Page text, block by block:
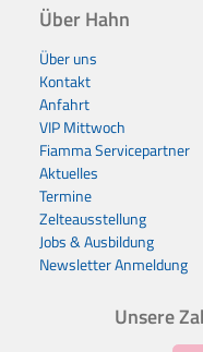
Über Hahn
Über uns
Kontakt
Anfahrt
VIP Mittwoch
Fiamma Servicepartner
Aktuelles
Termine
Zelteausstellung
Jobs & Ausbildung
Newsletter Anmeldung
Unsere